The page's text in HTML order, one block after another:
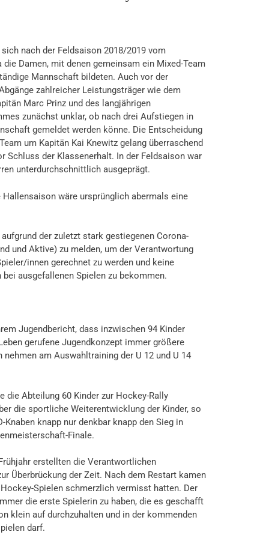
nach der Feldsaison 2018/2019 vom
Damen, mit denen gemeinsam ein Mixed-Team
Mannschaft bildeten. Auch vor der
zahlreicher Leistungsträger wie dem
Marc Prinz und des langjährigen
zunächst unklar, ob nach drei Aufstiegen in
gemeldet werden könne. Die Entscheidung
um Kapitän Kai Knewitz gelang überraschend
Schluss der Klassenerhalt. In der Feldsaison war
unterdurchschnittlich ausgeprägt.
wäre ursprünglich abermals eine
der zuletzt stark gestiegenen Corona-
und Aktive) zu melden, um der Verantwortung
innen gerechnet zu werden und keine
ausgefallenen Spielen zu bekommen.
Jugendbericht, dass inzwischen 94 Kinder
gerufene Jugendkonzept immer größere
am Auswahltraining der U 12 und U 14
die Abteilung 60 Kinder zur Hockey-Rally
die sportliche Weiterentwicklung der Kinder, so
knapp nur denkbar knapp den Sieg in
Finale.
erstellten die Verantwortlichen
Überbrückung der Zeit. Nach dem Restart kamen
Spielen schmerzlich vermisst hatten. Der
die erste Spielerin zu haben, die es geschafft
klein auf durchzuhalten und in der kommenden
darf.